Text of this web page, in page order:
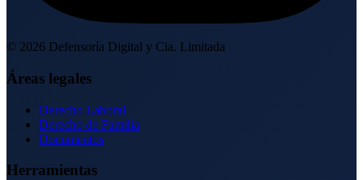
© 2026 Defensoría Digital y Cia. Limitada
Áreas legales
Derecho Laboral
Derecho de Familia
Documentos
Herramientas